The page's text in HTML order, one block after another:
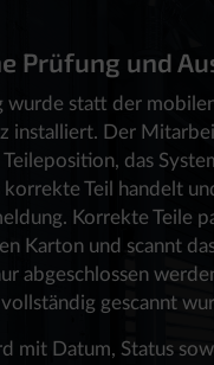
Prüfung und
wurde statt der
installiert. Der
Teileposition, das
korrekte Teil handelt
Korrekte Teile
Karton und scannt
abgeschlossen
gescannt
mit Datum, Status